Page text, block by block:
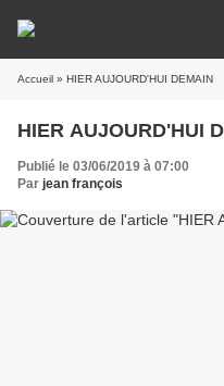
Accueil » HIER AUJOURD'HUI DEMAIN
HIER AUJOURD'HUI
Publié le 03/06/2019 à 07:00
Par jean françois